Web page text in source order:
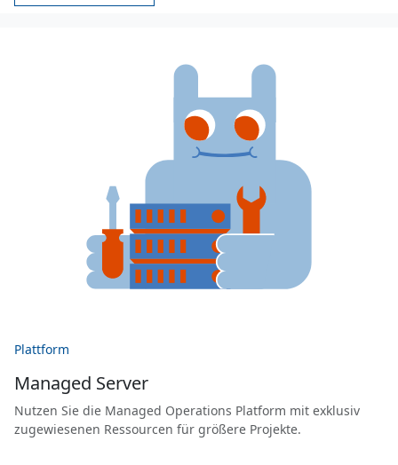
Plattform
Managed Server
Nutzen Sie die Managed Operations Platform mit exklusiv
zugewiesenen Ressourcen für größere Projekte.